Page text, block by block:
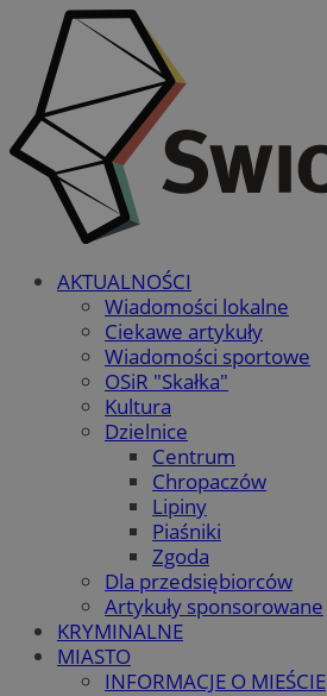
AKTUALNOŚCI
Wiadomości lokalne
Ciekawe artykuły
Wiadomości sportowe
OSiR "Skałka"
Kultura
Dzielnice
Centrum
Chropaczów
Lipiny
Piaśniki
Zgoda
Dla przedsiębiorców
Artykuły sponsorowane
KRYMINALNE
MIASTO
INFORMACJE O MIEŚCIE